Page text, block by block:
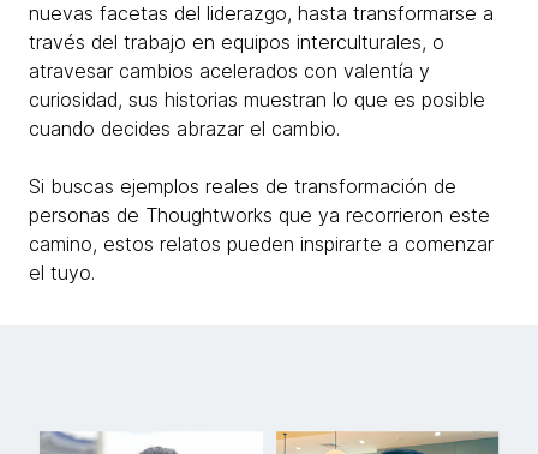
nuevas facetas del liderazgo, hasta transformarse a
través del trabajo en equipos interculturales, o
atravesar cambios acelerados con valentía y
curiosidad, sus historias muestran lo que es posible
cuando decides abrazar el cambio.
Si buscas ejemplos reales de transformación de
personas de Thoughtworks que ya recorrieron este
camino, estos relatos pueden inspirarte a comenzar
el tuyo.